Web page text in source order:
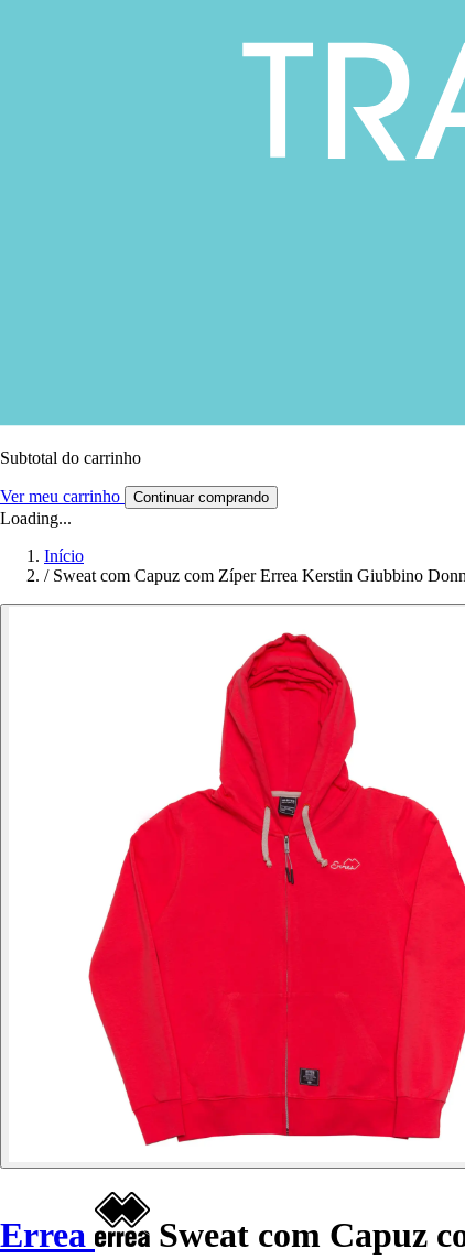
Subtotal do carrinho
Ver meu carrinho Continuar comprando
Loading...
Início
/ Sweat com Capuz com Zíper Errea Kerstin Giubbino
Errea Sweat com Capuz